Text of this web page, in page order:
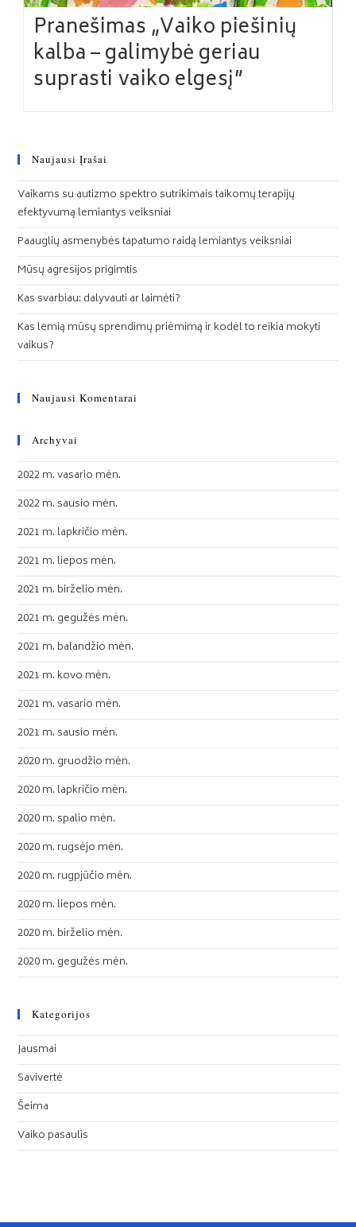
Pranešimas „Vaiko piešinių
kalba – galimybė geriau
suprasti vaiko elgesį”
Naujausi Įrašai
Vaikams su autizmo spektro sutrikimais taikomų terapijų
efektyvumą lemiantys veiksniai
Paauglių asmenybės tapatumo raidą lemiantys veiksniai
Mūsų agresijos prigimtis
Kas svarbiau: dalyvauti ar laimėti?
Kas lemią mūsų sprendimų priėmimą ir kodėl to reikia mokyti
vaikus?
Naujausi Komentarai
Archyvai
2022 m. vasario mėn.
2022 m. sausio mėn.
2021 m. lapkričio mėn.
2021 m. liepos mėn.
2021 m. birželio mėn.
2021 m. gegužės mėn.
2021 m. balandžio mėn.
2021 m. kovo mėn.
2021 m. vasario mėn.
2021 m. sausio mėn.
2020 m. gruodžio mėn.
2020 m. lapkričio mėn.
2020 m. spalio mėn.
2020 m. rugsėjo mėn.
2020 m. rugpjūčio mėn.
2020 m. liepos mėn.
2020 m. birželio mėn.
2020 m. gegužės mėn.
Kategorijos
Jausmai
Savivertė
Šeima
Vaiko pasaulis